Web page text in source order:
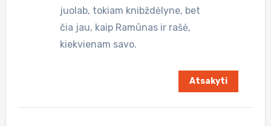
juolab, tokiam knibždėlyne, bet
čia jau, kaip Ramūnas ir rašė,
kiekvienam savo.
Atsakyti